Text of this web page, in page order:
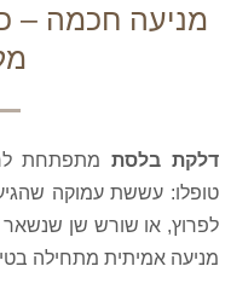
חכמה – כיצד
מתפתחת לרוב על רקע
עמוקה שהגיעה למוח
שן שנשאר בלסת לאחר
מתחילה בטיפולים